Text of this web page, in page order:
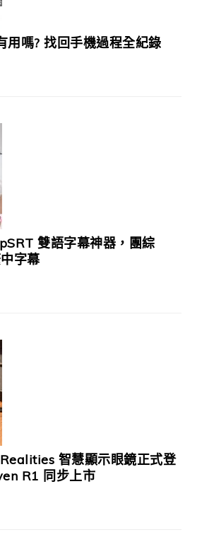
用嗎? 找回手機過程全紀錄
雙語字幕神器，團綜
字幕
智慧顯示眼鏡正式登
R1 同步上市